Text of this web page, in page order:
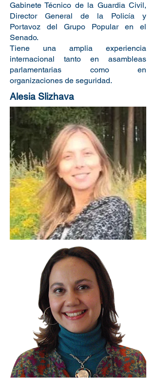
Gabinete Técnico de la Guardia Civil,
Director General de la Policía y
Portavoz del Grupo Popular en el
Senado.
Tiene una amplia experiencia
internacional tanto en asambleas
parlamentarias como en
organizaciones de seguridad.
Alesia Slizhava